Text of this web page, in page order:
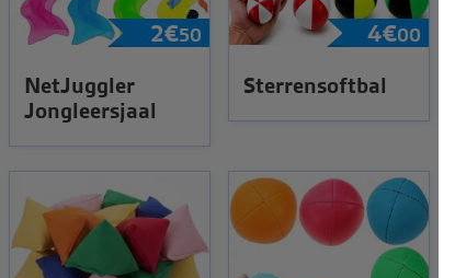
2€50
NetJuggler
Jongleersjaal
4€00
Sterrensoftbal